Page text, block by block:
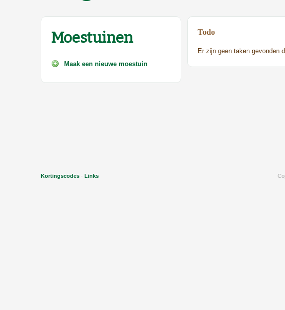
Moestuinen
Maak een nieuwe moestuin
Todo
Er zijn geen taken gevonden
Kortingscodes - Links